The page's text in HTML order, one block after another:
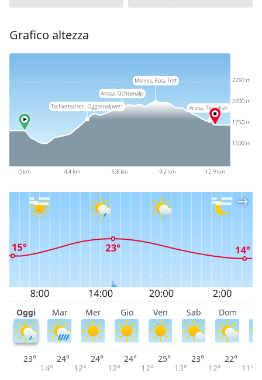
Grafico altezza
Oggi Mar Mer Gio Ven Sab Dom
23°
14°
24°
12°
24°
12°
24°
12°
25°
13°
23°
12°
22°
11°